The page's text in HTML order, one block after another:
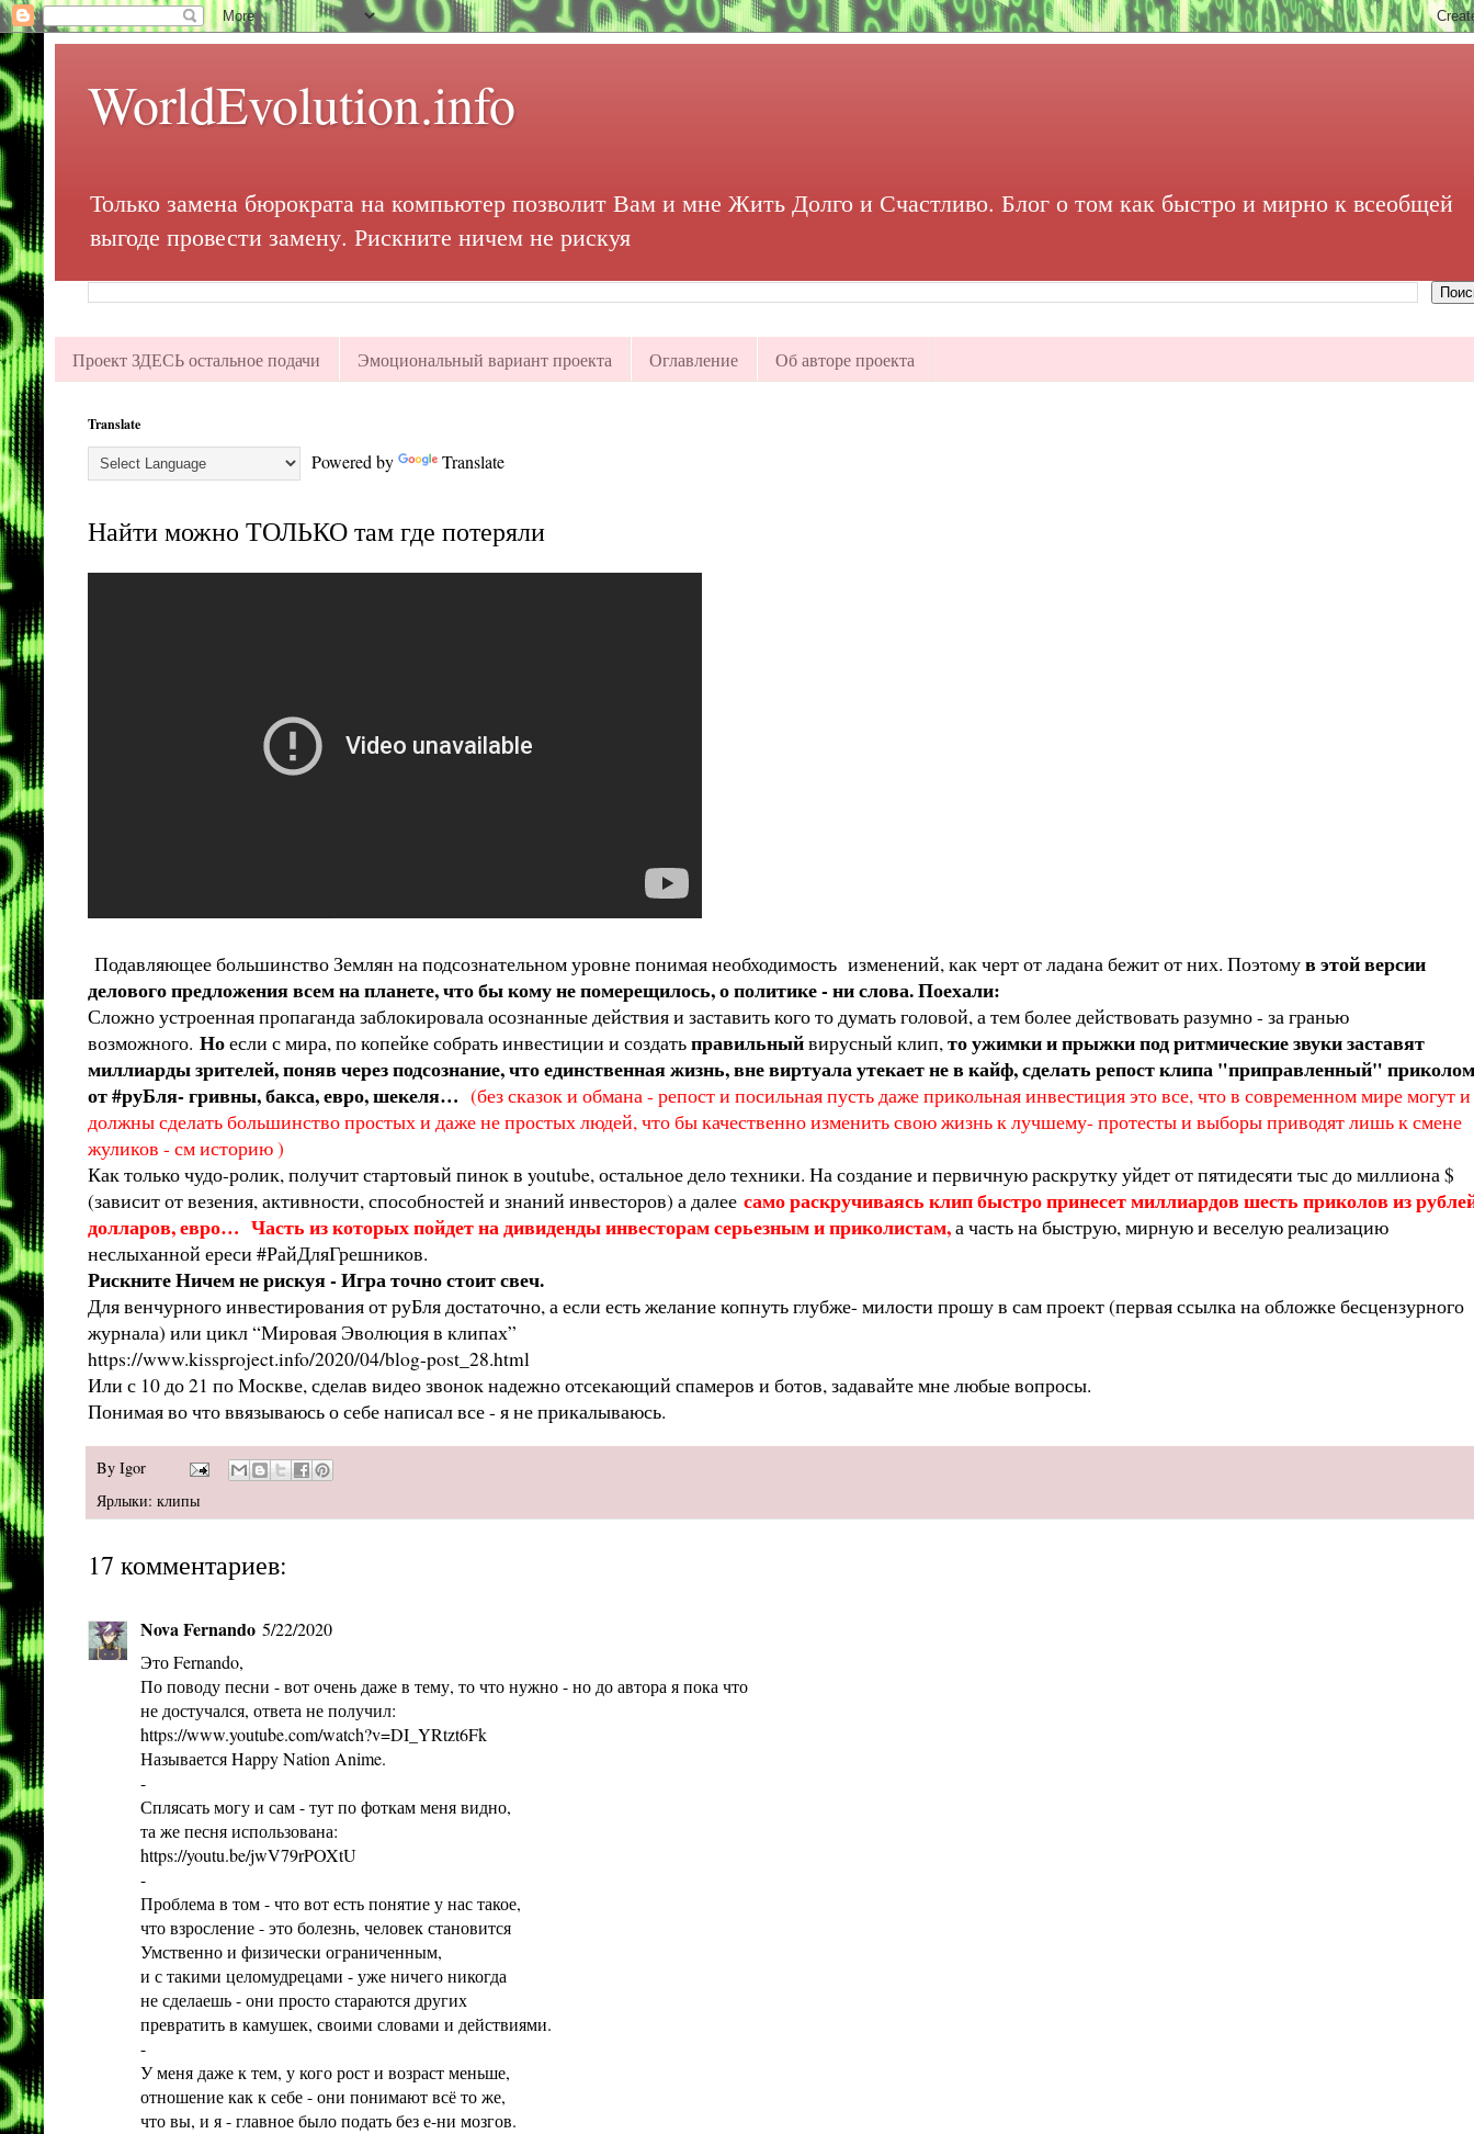
WorldEvolution.info
Только замена бюрократа на компьютер позволит Вам и мне Жить Долго и Счастливо. Блог о том как быстро и мирно к всеобщей
выгоде провести замену. Рискните ничем не рискуя
Проект ЗДЕСЬ остальное подачи Эмоциональный вариант проекта Оглавление Об авторе проекта
Translate
Powered by Translate
Найти можно ТОЛЬКО там где потеряли
Подавляющее большинство Землян на подсознательном уровне понимая необходимость изменений, как черт от ладана бежит от них. Поэтомув этой версии
делового предложения всем на планете, что бы кому не померещилось, о политике - ни слова. Поехали:
Сложно устроенная пропаганда заблокировала осознанные действия и заставить кого то думать головой, а тем более действовать разумно - за гранью
возможного. Ноесли с мира, по копейке собрать инвестиции и создатьправильныйвирусный клип,то ужимки и прыжки под ритмические звуки заставят
миллиарды зрителей, поняв через подсознание, что единственная жизнь, вне виртуала утекает не в кайф, сделать репост клипа "приправленный" приколом
от #руБля- гривны, бакса, евро, шекеля… (без сказок и обмана - репост и посильная пусть даже прикольная инвестиция это все, что в современном мире могут и
должны сделать большинство простых и даже не простых людей, что бы качественно изменить свою жизнь к лучшему- протесты и выборы приводят лишь к смене
жуликов - см историю )
Как только чудо-ролик, получит стартовый пинок в youtube, остальное дело техники. На создание и первичную раскрутку уйдет от пятидесяти тыс до миллиона $
(зависит от везения, активности, способностей и знаний инвесторов) а далее само раскручиваясь клип быстро принесет миллиардов шесть приколов из
долларов, евро… Часть из которых пойдет на дивиденды инвесторам серьезным и приколистам,а часть на быструю, мирную и веселую реализацию
неслыханной ереси #РайДляГрешников.
Рискните Ничем не рискуя - Игра точно стоит свеч.
Для венчурного инвестирования от руБля достаточно, а если есть желание копнуть глубже- милости прошу в сам проект (первая ссылка на обложке бесцензурного
журнала) или цикл “Мировая Эволюция в клипах”
https://www.kissproject.info/2020/04/blog-post_28.html
Или с 10 до 21 по Москве, сделав видео звонок надежно отсекающий спамеров и ботов, задавайте мне любые вопросы.
Понимая во что ввязываюсь о себе написал все - я не прикалываюсь.
By Igor
Ярлыки: клипы
17 комментариев:
Nova Fernando 5/22/2020
Это Fernando,
По поводу песни - вот очень даже в тему, то что нужно - но до автора я пока что
не достучался, ответа не получил:
https://www.youtube.com/watch?v=DI_YRtzt6Fk
Называется Happy Nation Anime.
-
Сплясать могу и сам - тут по фоткам меня видно,
та же песня использована:
https://youtu.be/jwV79rPOXtU
-
Проблема в том - что вот есть понятие у нас такое,
что взросление - это болезнь, человек становится
Умственно и физически ограниченным,
и с такими целомудрецами - уже ничего никогда
не сделаешь - они просто стараются других
превратить в камушек, своими словами и действиями.
-
У меня даже к тем, у кого рост и возраст меньше,
отношение как к себе - они понимают всё то же,
что вы, и я - главное было подать без е-ни мозгов.